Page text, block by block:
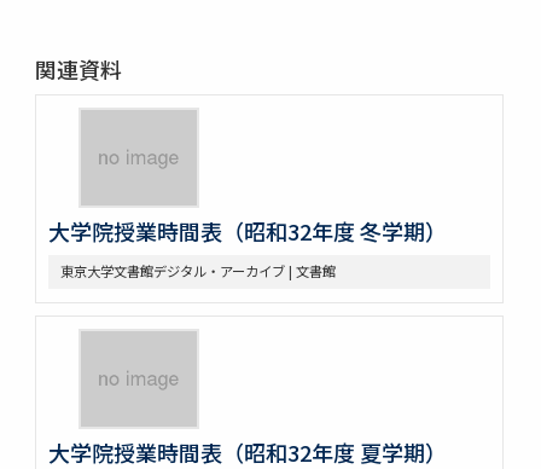
関連資料
大学院授業時間表（昭和32年度 冬学期）
東京大学文書館デジタル・アーカイブ | 文書館
大学院授業時間表（昭和32年度 夏学期）